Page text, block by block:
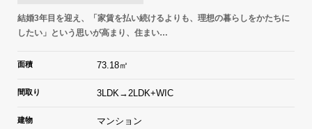
結婚3年目を迎え、「家賃を払い続けるよりも、理想の暮らしをかたちに
したい」という思いが高まり、住まい…
面積 73.18㎡
間取り 3LDK→2LDK+WIC
建物 マンション